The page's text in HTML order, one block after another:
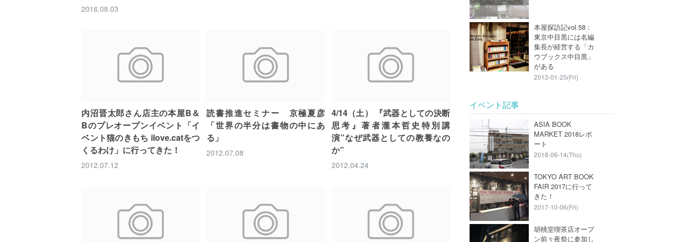
2016.08.03
内沼晋太郎さん店主の本屋B＆
Bのプレオープンイベント「イ
ベント猫のきもち ilove.catをつ
くるわけ」に行ってきた！
2012.07.12
読書推進セミナー 京極夏彦
「世界の半分は書物の中にあ
る」
2012.07.08
4/14（土） 『武器としての決断
思考』著者瀧本哲史特別講
演”なぜ武器としての教養なの
か”
2012.04.24
本屋探訪記vol.58：
東京中目黒には名編
集長が経営する「カ
ウブックス中目黒」
がある
2013-01-25(Fri)
イベント記事
ASIA BOOK
MARKET 2018レポ
ート
2018-06-14(Thu)
TOKYO ART BOOK
FAIR 2017に行って
きた！
2017-10-06(Fri)
胡桃堂喫茶店オープ
ン前々夜祭に参加し